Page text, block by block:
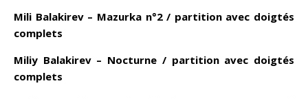
Mili Balakirev – Mazurka n°2 / partition avec doigtés
complets
Miliy Balakirev – Nocturne / partition avec doigtés
complets